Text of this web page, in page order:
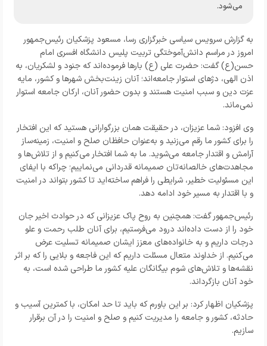
می‌شود.
به گزارش سرویس سیاسی خبرگزاری رسا، مسعود پزشکیان رئیس‌جمهور
امروز در مراسم دانش‌آموختگی تربیت پلیس دانشگاه افسری امام
حسن(ع) گفت: حضرت علی (ع) بارها فرموده‌اند که جنود و لشکریان، به
اذن الهی، دژهای استوار جامعه‌اند؛ آنان زینت‌بخش شهرها و کشور، مایه
عزت دین و سبب امنیت‌ هستند و بدون حضور آنان، ارکان جامعه استوار
نمی‌ماند.
وی افزود: شما عزیزان، در حقیقت همان بزرگوارانی هستید که این افتخار
را برای کشور ما رقم می‌زنید و به‌عنوان حافظان صلح و امنیت، زمینه‌ساز
آرامش و اقتدار جامعه می‌شوید. ما به شما افتخار می‌کنیم و از تلاش‌ها و
مجاهدت‌های خالصانه‌تان صمیمانه قدردانی می‌نماییم؛ چراکه با ایفای
این مسئولیت خطیر، شرایطی را فراهم ساخته‌اید تا کشور بتواند در امنیت
و با اقتدار به مسیر خود ادامه دهد.
رئیس‌جمهور گفت: همچنین به روح پاک عزیزانی که در حوادث اخیر جان
خود را از دست داده‌اند درود می‌فرستیم، برای آنان طلب رحمت و علو
درجات داریم و به خانواده‌های معزز ایشان صمیمانه تسلیت عرض
می‌کنیم. از خداوند متعال مسئلت داریم که این فاجعه و بلایی را که بر اثر
نقشه‌ها و تلاش‌های شوم بیگانگان علیه کشور ما طراحی شده است، به
خود آنان بازگرداند.
پزشکیان اظهار کرد: بر این باورم که باید تا حد امکان، با کمترین آسیب و
حادثه، کشور و جامعه را مدیریت کنیم و صلح و امنیت را در آن برقرار
سازیم.